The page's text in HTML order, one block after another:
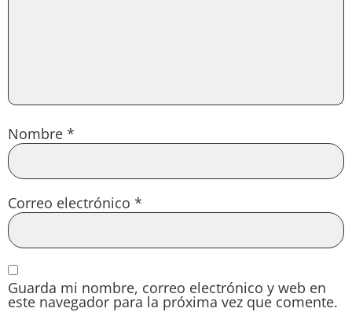
Nombre *
Correo electrónico *
Guarda mi nombre, correo electrónico y web en
este navegador para la próxima vez que comente.